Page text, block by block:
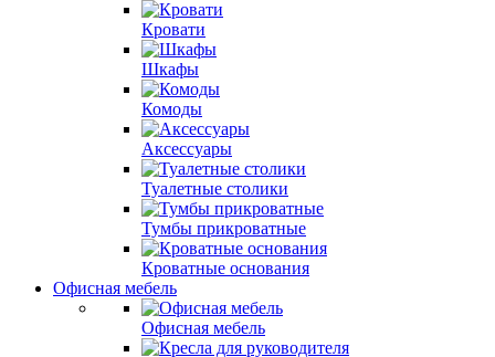
Кровати
Шкафы
Комоды
Аксессуары
Туалетные столики
Тумбы прикроватные
Кроватные основания
Офисная мебель
Офисная мебель